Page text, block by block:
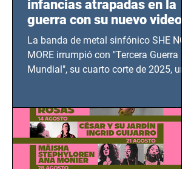
infancias atrapadas en la
guerra con su nuevo video
TERCERA GUERRA
MUNDIAL
La banda de metal sinfónico SHE NO
MORE irrumpió con "Tercera Guerra
Mundial", su cuarto corte de 2025, un
bélicos.